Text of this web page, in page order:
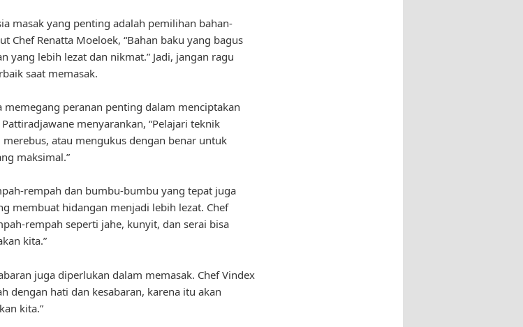
masak yang penting adalah pemilihan bahan-
Chef Renatta Moeloek, “Bahan baku yang bagus
yang lebih lezat dan nikmat.” Jadi, jangan ragu
saat memasak.
peranan penting dalam menciptakan
menyarankan, “Pelajari teknik
atau mengukus dengan benar untuk
maksimal.”
rempah dan bumbu-bumbu yang tepat juga
membuat hidangan menjadi lebih lezat. Chef
rempah seperti jahe, kunyit, dan serai bisa
kita.”
juga diperlukan dalam memasak. Chef Vindex
dengan hati dan kesabaran, karena itu akan
kita.”